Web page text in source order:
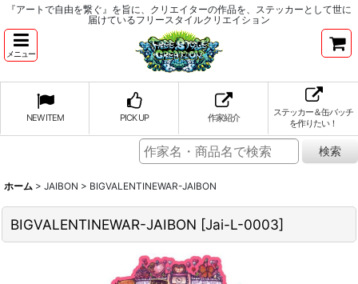
『アートで自由を繋ぐ』を旨に、クリエイターの作品を、ステッカーとして世に
届けているフリースタイルクリエイション
メニュー
NEW ITEM PICK UP 作家紹介
ステッカー＆缶バッチ
を作りたい！
ホーム > JAIBON > BIGVALENTINEWAR-JAIBON
BIGVALENTINEWAR-JAIBON [Jai-L-0003]